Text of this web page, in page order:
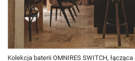
Kolekcja baterii OMNIRES SWITCH,